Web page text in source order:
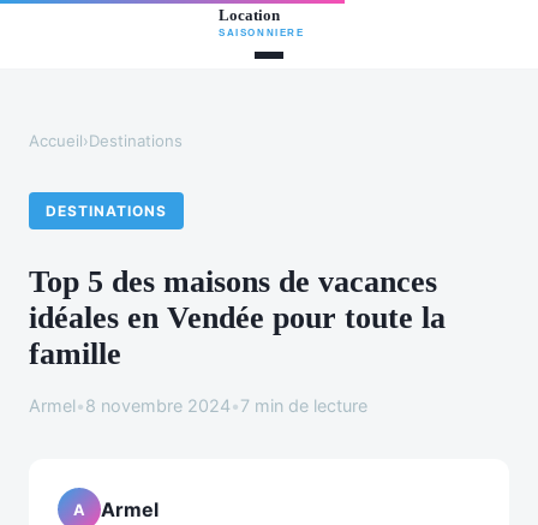
Accueil›Destinations
DESTINATIONS
Top 5 des maisons de vacances
idéales en Vendée pour toute la
famille
Armel•8 novembre 2024•7 min de lecture
A Armel